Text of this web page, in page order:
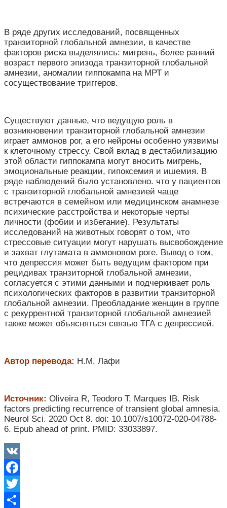
В ряде других исследований, посвященных
транзиторной глобальной амнезии, в качестве
факторов риска выделялись: мигрень, более ранний
возраст первого эпизода транзиторной глобальной
амнезии, аномалии гиппокампа на МРТ и
сосуществование триггеров.
Существуют данные, что ведущую роль в
возникновении транзиторной глобальной амнезии
играет аммонов рог, а его нейроны особенно уязвимы
к клеточному стрессу. Свой вклад в дестабилизацию
этой области гиппокампа могут вносить мигрень,
эмоциональные реакции, гипоксемия и ишемия. В
ряде наблюдений было установлено. что у пациентов
с транзиторной глобальной амнезией чаще
встречаются в семейном или медицинском анамнезе
психические расстройства и некоторые черты
личности (фобии и избегание). Результаты
исследований на животных говорят о том, что
стрессовые ситуации могут нарушать высвобождение
и захват глутамата в аммоновом роге. Вывод о том,
что депрессия может быть ведущим фактором при
рецидивах транзиторной глобальной амнезии,
согласуется с этими данными и подчеркивает роль
психологических факторов в развитии транзиторной
глобальной амнезии. Преобладание женщин в группе
с рекуррентной транзиторной глобальной амнезией
также может объясняться связью ТГА с депрессией.
Автор перевода: Н.М. Лафи
Источник: Oliveira R, Teodoro T, Marques IB. Risk
factors predicting recurrence of transient global amnesia.
Neurol Sci. 2020 Oct 8. doi: 10.1007/s10072-020-04788-
6. Epub ahead of print. PMID: 33033897.
VK
Facebook
Twitter